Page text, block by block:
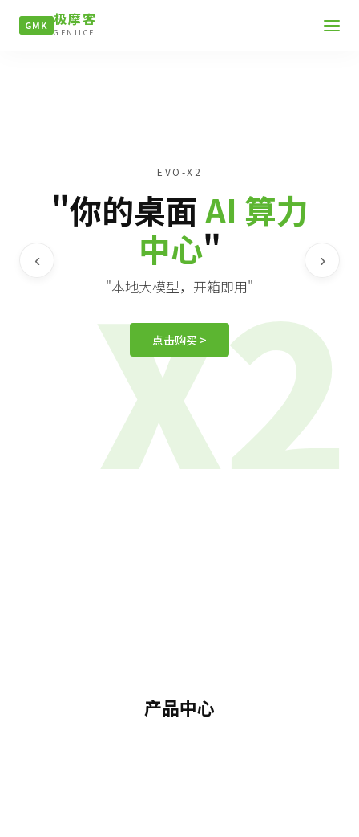
GMK 极摩客
GENIICE
X2
EVO-X2
"你的桌面AI 算力
中心"
"本地大模型，开箱即用"
点击购买 >
‹ ›
产品中心